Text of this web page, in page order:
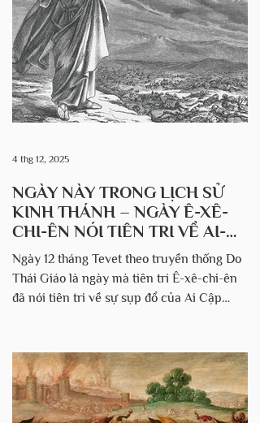
Yahweh , tên riêng của Đức Chúa Trời và
thường được viết là LORD). Amen , một từ
tiếng Do Thái thường được nói trong lời
cầu nguyện có nghĩa là đáng t
NGÀY NÀY TRONG LỊCH SỬ
KINH THÁNH – NGÀY Ê-XÊ-
CHI-ÊN NÓI TIÊN TRI VỀ AI-
CẬP
Ngày 12 tháng Tevet theo truyền thống Do
Thái Giáo là ngày mà tiên tri Ê-xê-chi-ên
đã nói tiên tri về sự sụp đổ của Ai Cập
một hình phạt cho việc không giữ lời hứa
nhiều lần giúp đỡ người Israel. Chúa Giê-
hô-va phán như vầy: Nầy, ta ở trên ngươi,
hỡi Pha-ra-ôn, vua Ai Cập, là con rắn lớn
4 thg 12, 2025